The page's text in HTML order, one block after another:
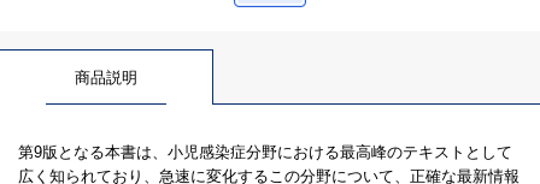
商品説明
第9版となる本書は、小児感染症分野における最高峰のテキストとして
広く知られており、急速に変化するこの分野について、正確な最新情報